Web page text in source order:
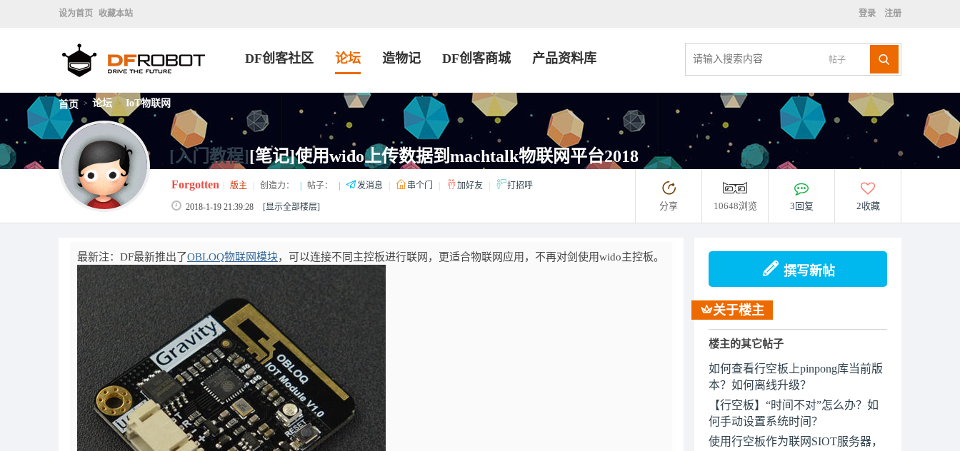
设为首页 收藏本站 登录 注册
帖子
DF创客社区 论坛 造物记 DF创客商城 产品资料库
首页 > 论坛 > IoT物联网
[入门教程][笔记]使用wido上传数据到machtalk物联网平台2018
Forgotten 版主 创造力： 帖子： 发消息 串个门 加好友 打招呼
2018-1-19 21:39:28 [显示全部楼层] 分享 10648浏览 3回复 2收藏
最新注：DF最新推出了OBLOQ物联网模块，可以连接不同主控板进行联网，更适合物联网应用，不再对剑使用wido主控板。
撰写新帖
关于楼主
楼主的其它帖子
如何查看行空板上pinpong库当前版
本？如何离线升级？
【行空板】“时间不对”怎么办？如
何手动设置系统时间？
使用行空板作为联网SIOT服务器，